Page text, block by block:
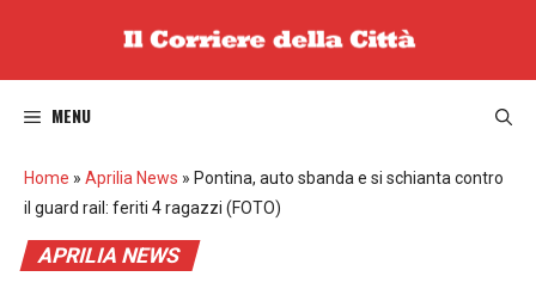
MENU
Home » Aprilia News » Pontina, auto sbanda e si schianta contro
il guard rail: feriti 4 ragazzi (FOTO)
APRILIA NEWS